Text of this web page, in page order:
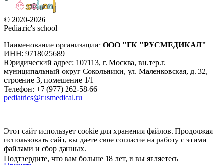
© 2020-2026
Pediatric's school
Наименование организации: ООО "ГК "РУСМЕДИКАЛ"
ИНН: 9718025689
Юридический адрес: 107113, г. Москва, вн.тер.г.
муниципальный округ Сокольники, ул. Маленковская, д. 32,
строение 3, помещение 1/1
Телефон: +7 (977) 262-58-66
pediatrics@rusmedical.ru
Этот сайт использует cookie для хранения файлов. Продолжая
использовать сайт, вы даете свое согласие на работу с этими
файлами и сбор данных.
Подтвердите, что вам больше 18 лет, и вы являетесь